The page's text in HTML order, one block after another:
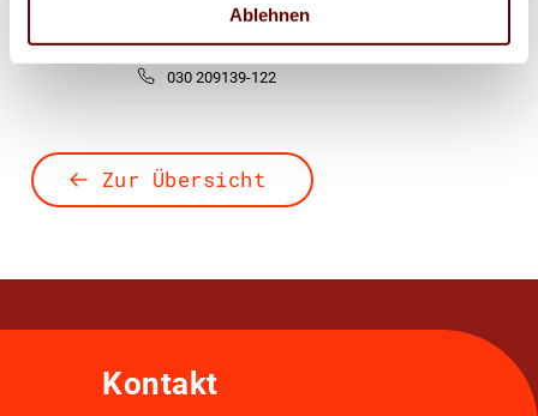
Ablehnen
Referentin Medien- und Wirtschaftsrecht
anna.lutz@bvdm-online.de
030 209139-122
Zur Übersicht
Kontakt